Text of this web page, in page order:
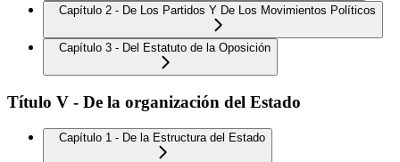
Capítulo 2 - De Los Partidos Y De Los Movimientos Políticos
Capítulo 3 - Del Estatuto de la Oposición
Título V - De la organización del Estado
Capítulo 1 - De la Estructura del Estado